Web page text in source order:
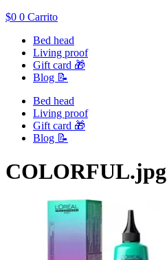
$0 0 Carrito
Bed head
Living proof
Gift card 🎁
Blog 📝
Bed head
Living proof
Gift card 🎁
Blog 📝
COLORFUL.jpg